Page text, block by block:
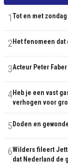
1Tot en met
2 Het fenomeen
3Acteur Peter
4Heb je een vast
verhogen voor
5 Doden en
6Wilders fileert
dat Nederland de